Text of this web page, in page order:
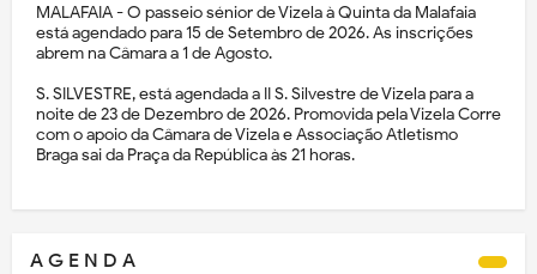
MALAFAIA - O passeio sénior de Vizela à Quinta da Malafaia
está agendado para 15 de Setembro de 2026. As inscrições
abrem na Câmara a 1 de Agosto.
S. SILVESTRE, está agendada a II S. Silvestre de Vizela para a
noite de 23 de Dezembro de 2026. Promovida pela Vizela Corre
com o apoio da Câmara de Vizela e Associação Atletismo
Braga sai da Praça da República às 21 horas.
A G E N D A